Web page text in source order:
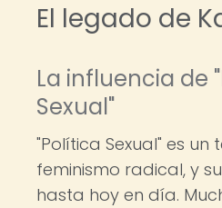
El legado de
La influencia de
Sexual"
"Política Sexual" es
feminismo radical, y
hasta hoy en día.